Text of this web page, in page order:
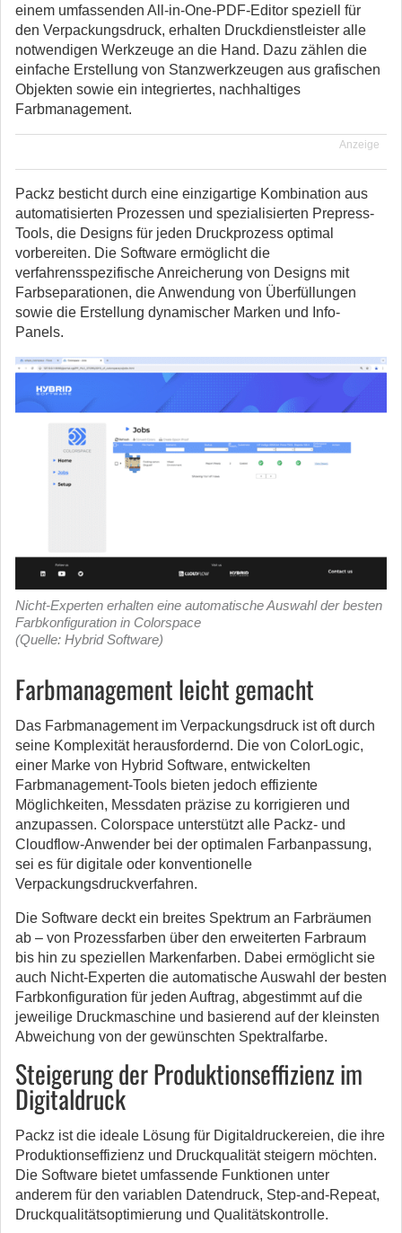
einem umfassenden All-in-One-PDF-Editor speziell für
den Verpackungsdruck, erhalten Druckdienstleister alle
notwendigen Werkzeuge an die Hand. Dazu zählen die
einfache Erstellung von Stanzwerkzeugen aus grafischen
Objekten sowie ein integriertes, nachhaltiges
Farbmanagement.
Anzeige
Packz besticht durch eine einzigartige Kombination aus
automatisierten Prozessen und spezialisierten Prepress-
Tools, die Designs für jeden Druckprozess optimal
vorbereiten. Die Software ermöglicht die
verfahrensspezifische Anreicherung von Designs mit
Farbseparationen, die Anwendung von Überfüllungen
sowie die Erstellung dynamischer Marken und Info-
Panels.
Nicht-Experten erhalten eine automatische Auswahl der besten
Farbkonfiguration in Colorspace
(Quelle: Hybrid Software)
Farbmanagement leicht gemacht
Das Farbmanagement im Verpackungsdruck ist oft durch
seine Komplexität herausfordernd. Die von ColorLogic,
einer Marke von Hybrid Software, entwickelten
Farbmanagement-Tools bieten jedoch effiziente
Möglichkeiten, Messdaten präzise zu korrigieren und
anzupassen. Colorspace unterstützt alle Packz- und
Cloudflow-Anwender bei der optimalen Farbanpassung,
sei es für digitale oder konventionelle
Verpackungsdruckverfahren.
Die Software deckt ein breites Spektrum an Farbräumen
ab – von Prozessfarben über den erweiterten Farbraum
bis hin zu speziellen Markenfarben. Dabei ermöglicht sie
auch Nicht-Experten die automatische Auswahl der besten
Farbkonfiguration für jeden Auftrag, abgestimmt auf die
jeweilige Druckmaschine und basierend auf der kleinsten
Abweichung von der gewünschten Spektralfarbe.
Steigerung der Produktionseffizienz im
Digitaldruck
Packz ist die ideale Lösung für Digitaldruckereien, die ihre
Produktionseffizienz und Druckqualität steigern möchten.
Die Software bietet umfassende Funktionen unter
anderem für den variablen Datendruck, Step-and-Repeat,
Druckqualitätsoptimierung und Qualitätskontrolle.